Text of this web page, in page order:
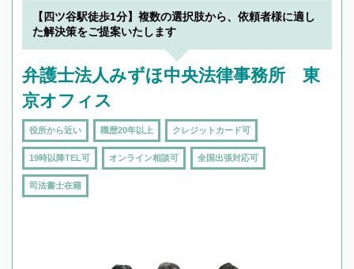
【四ツ谷駅徒歩1分】複数の選択肢から、依頼者様に適し
た解決策をご提案いたします
弁護士法人みずほ中央法律事務所 東
京オフィス
役所から近い 職歴20年以上 クレジットカード可
19時以降TEL可 オンライン相談可 全国出張対応可
司法書士在籍